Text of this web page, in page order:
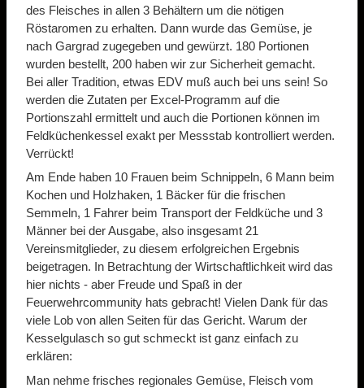
des Fleisches in allen 3 Behältern um die nötigen
Röstaromen zu erhalten. Dann wurde das Gemüse, je
nach Gargrad zugegeben und gewürzt. 180 Portionen
wurden bestellt, 200 haben wir zur Sicherheit gemacht.
Bei aller Tradition, etwas EDV muß auch bei uns sein! So
werden die Zutaten per Excel-Programm auf die
Portionszahl ermittelt und auch die Portionen können im
Feldküchenkessel exakt per Messstab kontrolliert werden.
Verrückt!
Am Ende haben 10 Frauen beim Schnippeln, 6 Mann beim
Kochen und Holzhaken, 1 Bäcker für die frischen
Semmeln, 1 Fahrer beim Transport der Feldküche und 3
Männer bei der Ausgabe, also insgesamt 21
Vereinsmitglieder, zu diesem erfolgreichen Ergebnis
beigetragen. In Betrachtung der Wirtschaftlichkeit wird das
hier nichts - aber Freude und Spaß in der
Feuerwehrcommunity hats gebracht! Vielen Dank für das
viele Lob von allen Seiten für das Gericht. Warum der
Kesselgulasch so gut schmeckt ist ganz einfach zu
erklären:
Man nehme frisches regionales Gemüse, Fleisch vom